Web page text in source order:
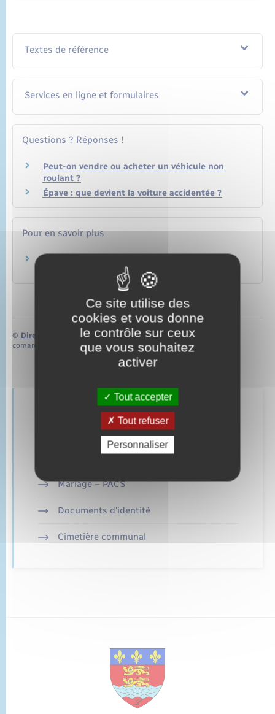
Textes de référence
Services en ligne et formulaires
Questions ? Réponses !
Peut-on vendre ou acheter un véhicule non
roulant ?
Épave : que devient la voiture accidentée ?
Pour en savoir plus
Ministère chargé de l'intérieur
© Direction de l’information légale et administrative
comarquage developpé parbaseo.io
Retrouvez aussi
Parrainage civil
Mariage – PACS
Documents d’identité
Cimetière communal
Ce site utilise des
cookies et vous donne
le contrôle sur ceux
que vous souhaitez
activer
Tout accepter
Tout refuser
Personnaliser